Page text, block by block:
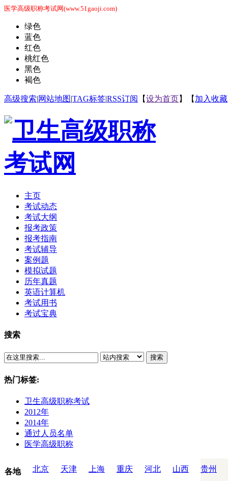
医学高级职称考试网(www.51gaoji.com)
绿色
蓝色
红色
桃红色
黑色
褐色
高级搜索|网站地图|TAG标签|RSS订阅 【设为首页】【 加入收藏
主页
考试动态
考试大纲
报考政策
报考指南
考试辅导
案例题
模拟试题
历年真题
英语计算机
考试用书
考试宝典
搜索
搜索
热门标签:
卫生高级职称考试
2012年
2014年
通过人员名单
医学高级职称
各地 北京 天津 上海 重庆 河北 山西 贵州